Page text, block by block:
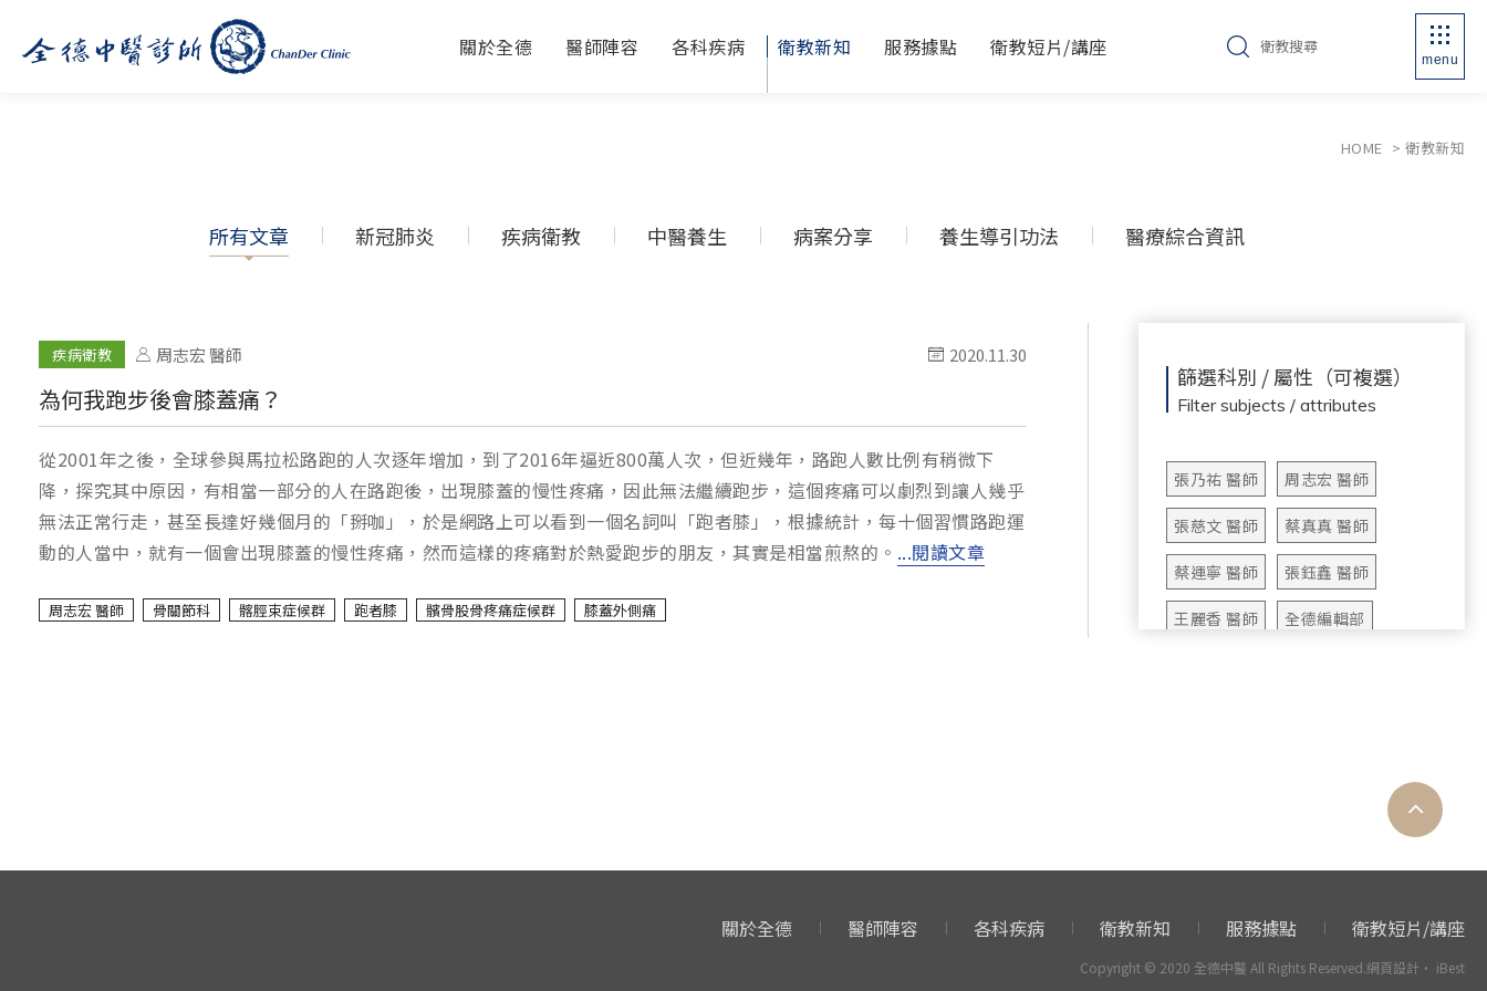
關於全德 醫師陣容 各科疾病 衛教新知 服務據點 衛教短片/講座 menu
HOME 衛教新知
所有文章 新冠肺炎 疾病衛教 中醫養生 病案分享 養生導引功法 醫療綜合資訊
篩選科別 / 屬性（可複選）
Filter subjects / attributes
張乃祐 醫師 周志宏 醫師
張慈文 醫師 蔡真真 醫師
蔡運寧 醫師 張鈺鑫 醫師
王麗香 醫師 全德編輯部
中醫心血管 人參 抽筋
疾病衛教 周志宏 醫師 2020.11.30
為何我跑步後會膝蓋痛？
從2001年之後，全球參與馬拉松路跑的人次逐年增加，到了2016年逼近800萬人次，但近幾年，路跑人數比例有稍微下
降，探究其中原因，有相當一部分的人在路跑後，出現膝蓋的慢性疼痛，因此無法繼續跑步，這個疼痛可以劇烈到讓人幾乎
無法正常行走，甚至長達好幾個月的「掰咖」，於是網路上可以看到一個名詞叫「跑者膝」，根據統計，每十個習慣路跑運
動的人當中，就有一個會出現膝蓋的慢性疼痛，然而這樣的疼痛對於熱愛跑步的朋友，其實是相當煎熬的。 ...閱讀文章
周志宏 醫師 骨關節科 髂脛束症候群 跑者膝 髕骨股骨疼痛症候群 膝蓋外側痛
關於全德 醫師陣容 各科疾病 衛教新知 服務據點 衛教短片/講座
Copyright © 2020 全德中醫 All Rights Reserved.網頁設計 ‧ iBest